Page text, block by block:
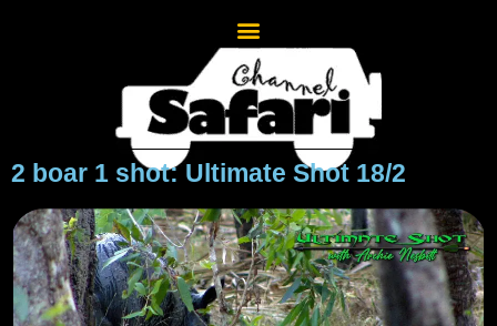
2 boar 1 shot: Ultimate Shot 18/2